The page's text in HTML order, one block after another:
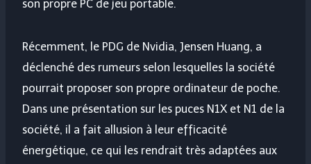
son propre PC de jeu portable.
Récemment, le PDG de Nvidia, Jensen Huang, a
déclenché des rumeurs selon lesquelles la société
pourrait proposer son propre ordinateur de poche.
Dans une présentation sur les puces N1X et N1 de la
société, il a fait allusion à leur efficacité
énergétique, ce qui les rendrait très adaptées aux